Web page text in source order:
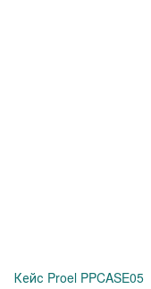
Кейс Proel PPCASE05